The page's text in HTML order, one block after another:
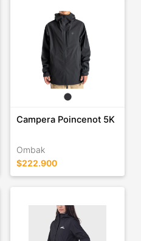
Campera Poincenot 5K
Ombak
$222.900